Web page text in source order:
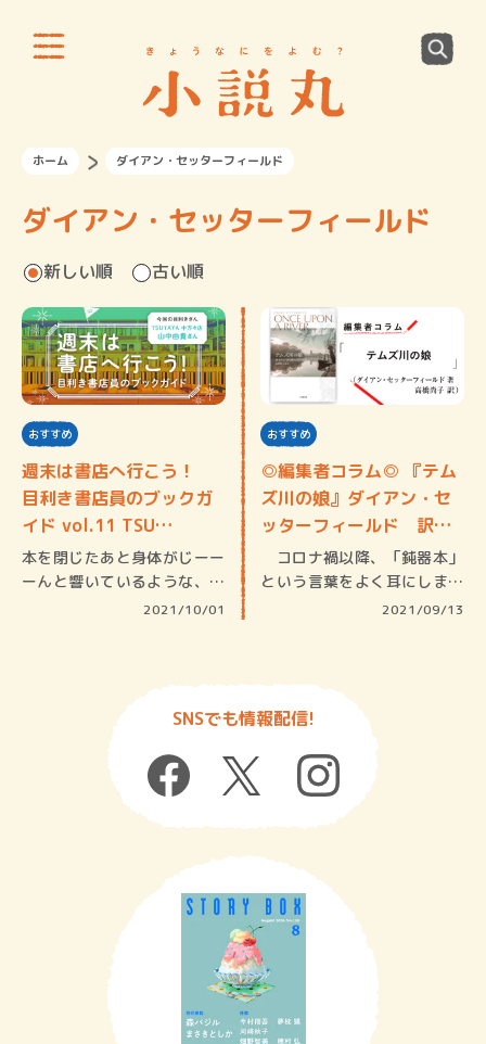
ホーム ダイアン・セッターフィールド
ダイアン・セッターフィールド
新しい順 古い順
おすすめ
週末は書店へ行こう！
目利き書店員のブックガ
イド vol.11 TSU…
本を閉じたあと身体がじーー
ーんと響いているような、な
2021/10/01
おすすめ
◎編集者コラム◎ 『テム
ズ川の娘』ダイアン・セ
ッターフィールド 訳／
高…
コロナ禍以降、「鈍器本」
という言葉をよく耳にします
2021/09/13
SNSでも情報配信!